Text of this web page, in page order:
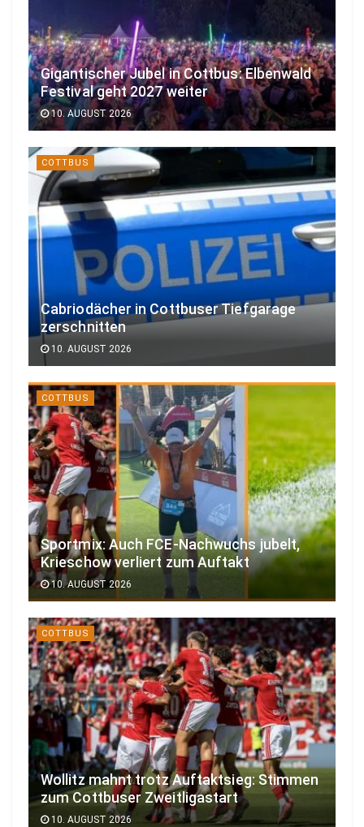
Gigantischer Jubel in Cottbus: Elbenwald
Festival geht 2027 weiter
10. AUGUST 2026
COTTBUS
Cabriodächer in Cottbuser Tiefgarage
zerschnitten
10. AUGUST 2026
COTTBUS
Sportmix: Auch FCE-Nachwuchs jubelt,
Krieschow verliert zum Auftakt
10. AUGUST 2026
COTTBUS
Wollitz mahnt trotz Auftaktsieg: Stimmen
zum Cottbuser Zweitligastart
10. AUGUST 2026